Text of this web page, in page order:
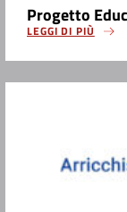
Progetto
LEGGI DI PIÙ